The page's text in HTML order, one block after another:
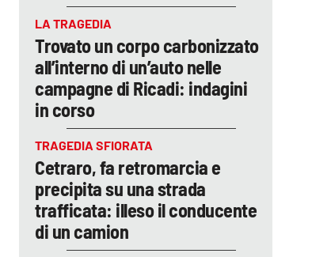
LA TRAGEDIA
Trovato un corpo carbonizzato
all’interno di un’auto nelle
campagne di Ricadi: indagini
in corso
TRAGEDIA SFIORATA
Cetraro, fa retromarcia e
precipita su una strada
trafficata: illeso il conducente
di un camion